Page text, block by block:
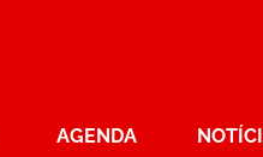
AGENDA